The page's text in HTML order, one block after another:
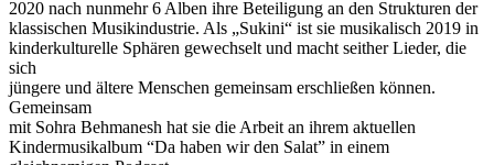
2020 nach nunmehr 6 Alben ihre Beteiligung an den Strukturen der
klassischen Musikindustrie. Als „Sukini“ ist sie musikalisch 2019 in
kinderkulturelle Sphären gewechselt und macht seither Lieder, die
sich
jüngere und ältere Menschen gemeinsam erschließen können.
Gemeinsam
mit Sohra Behmanesh hat sie die Arbeit an ihrem aktuellen
Kindermusikalbum “Da haben wir den Salat” in einem